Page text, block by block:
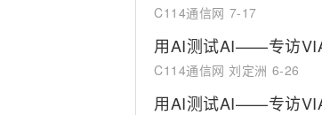
C114通信网 7-17
用AI测试AI——专访
C114通信网 刘定洲 6-26
用AI测试AI——专访